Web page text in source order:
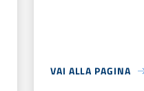
VAI ALLA PAGINA